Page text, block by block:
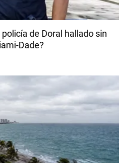
de Doral hallado sin
Dade?